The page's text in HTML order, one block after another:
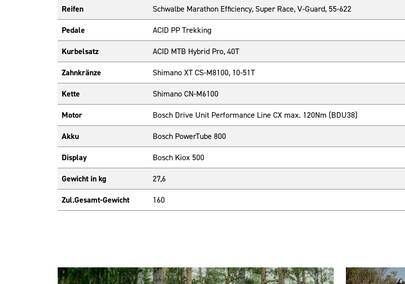
Reifen Schwalbe Marathon Efficiency, Super Race, V-Guard, 55-622
Pedale ACID PP Trekking
Kurbelsatz ACID MTB Hybrid Pro, 40T
Zahnkränze Shimano XT CS-M8100, 10-51T
Kette Shimano CN-M6100
Motor Bosch Drive Unit Performance Line CX max. 120Nm (BDU38)
Akku Bosch PowerTube 800
Display Bosch Kiox 500
Gewicht in kg 27,6
Zul.Gesamt-Gewicht 160